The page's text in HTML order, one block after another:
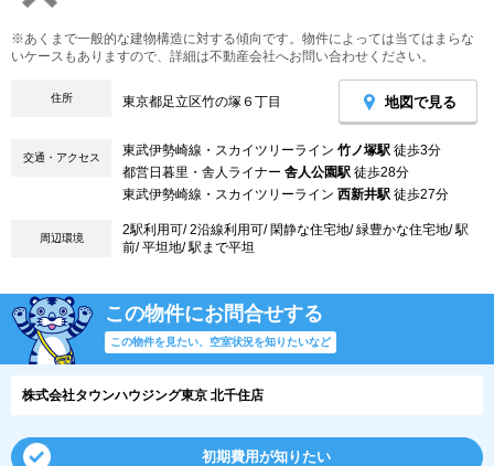
※あくまで一般的な建物構造に対する傾向です。物件によっては当てはまらな
いケースもありますので、詳細は不動産会社へお問い合わせください。
住所 東京都足立区竹の塚６丁目 地図で見る
交通・アクセス 東武伊勢崎線・スカイツリーライン 竹ノ塚駅 徒歩3分
都営日暮里・舎人ライナー 舎人公園駅 徒歩28分
東武伊勢崎線・スカイツリーライン 西新井駅 徒歩27分
周辺環境
2駅利用可/ 2沿線利用可/ 閑静な住宅地/ 緑豊かな住宅地/ 駅
前/ 平坦地/ 駅まで平坦
この物件にお問合せする
この物件を見たい、空室状況を知りたいなど
株式会社タウンハウジング東京 北千住店
初期費用が知りたい